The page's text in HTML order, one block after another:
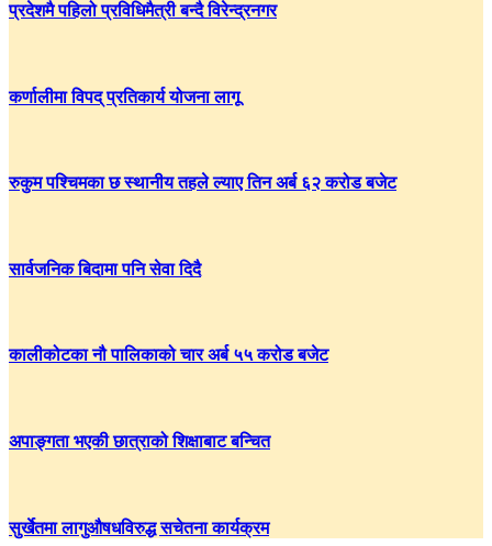
प्रदेशमै पहिलो प्रविधिमैत्री बन्दै विरेन्द्रनगर
कर्णालीमा विपद् प्रतिकार्य योजना लागू
रुकुम पश्चिमका छ स्थानीय तहले ल्याए तिन अर्ब ६२ करोड बजेट
सार्वजनिक बिदामा पनि सेवा दिदै
कालीकोटका नौ पालिकाको चार अर्ब ५५ करोड बजेट
अपाङ्गता भएकी छात्राको शिक्षाबाट बन्चित
सुर्खेतमा लागुऔषधविरुद्ध सचेतना कार्यक्रम